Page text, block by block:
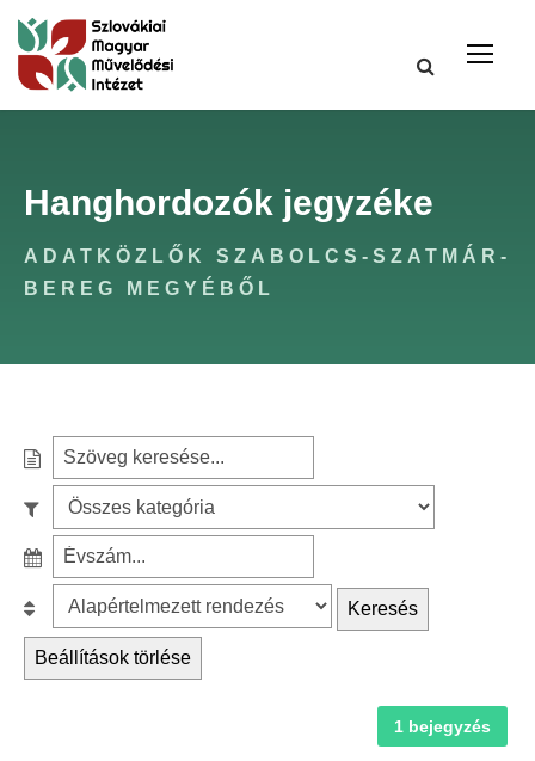
Hanghordozók jegyzéke
ADATKÖZLŐK SZABOLCS-SZATMÁR-
BEREG MEGYÉBŐL
e
c
f
o
z
é
s
z
é
e
s
Keresés
Beállítások törlése
1 bejegyzés